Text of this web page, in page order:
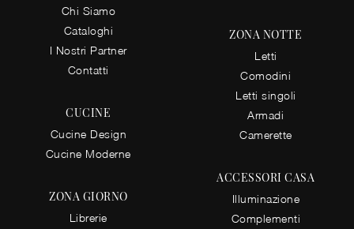
Chi Siamo
Cataloghi
I Nostri Partner
Contatti
CUCINE
Cucine Design
Cucine Moderne
ZONA GIORNO
Librerie
ZONA NOTTE
Letti
Comodini
Letti singoli
Armadi
Camerette
ACCESSORI CASA
Illuminazione
Complementi